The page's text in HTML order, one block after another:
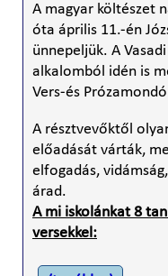
A magyar költészet
óta április 11.-én
ünnepeljük. A
alkalomból idén is
Vers-és
A résztvevőktől
előadását várták,
elfogadás,
árad.
A mi iskolánkat 8
versekkel: